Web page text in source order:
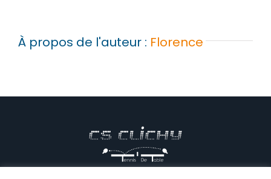
À propos de l'auteur : Florence